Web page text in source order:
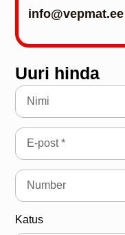
info@vepmat.ee
Uuri hinda
Katus